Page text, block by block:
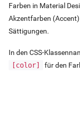
Farben in Material
Akzentfarben
Sättigungen.
In den CSS-
[color]
für den